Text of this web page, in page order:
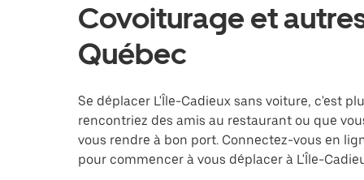
Covoiturage et
Québec
Se déplacer L'Île-Cadieux sans voiture, c'est
rencontriez des amis au restaurant ou que
vous rendre à bon port. Connectez-vous en
pour commencer à vous déplacer à L'Île-